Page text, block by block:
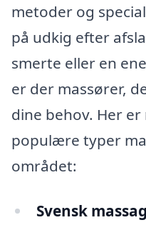
metoder og
på udkig efter
smerte eller en
er der massører,
dine behov. Her
populære typer
området:
Svensk